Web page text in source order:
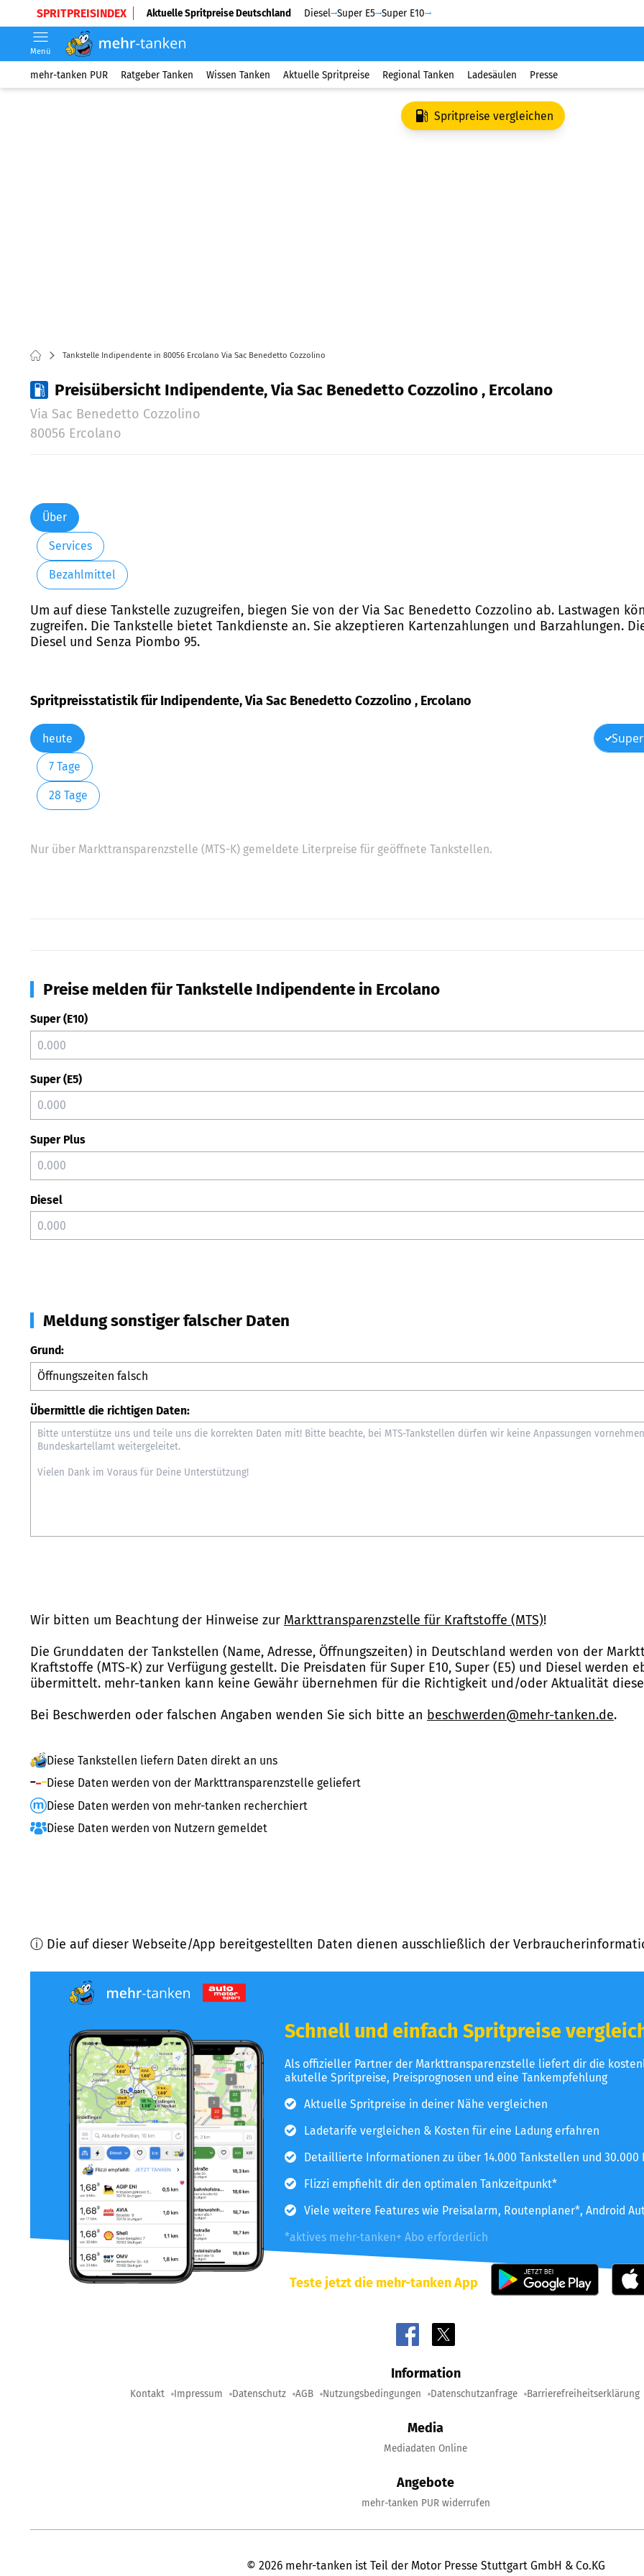
SPRITPREISINDEX Aktuelle Spritpreise Deutschland Diesel Super E5 Super E10
Menü
mehr-tanken PUR Ratgeber Tanken Wissen Tanken Aktuelle Spritpreise Regional Tanken Ladesäulen Presse
Spritpreise vergleichen
Tankstelle Indipendente in 80056 Ercolano Via Sac Benedetto Cozzolino
Preisübersicht Indipendente, Via Sac Benedetto Cozzolino , Ercolano
Via Sac Benedetto Cozzolino
80056 Ercolano
Über
Services
Bezahlmittel
Um auf diese Tankstelle zuzugreifen, biegen Sie von der Via Sac Benedetto Cozzolino ab. Lastwagen
zugreifen. Die Tankstelle bietet Tankdienste an. Sie akzeptieren Kartenzahlungen und Barzahlungen.
Diesel und Senza Piombo 95.
Spritpreisstatistik für Indipendente, Via Sac Benedetto Cozzolino , Ercolano
heute
7 Tage
28 Tage
Nur über Markttransparenzstelle (MTS-K) gemeldete Literpreise für geöffnete Tankstellen.
Preise melden für Tankstelle Indipendente in Ercolano
Super (E10)
Super (E5)
Super Plus
Diesel
Meldung sonstiger falscher Daten
Grund:
Übermittle die richtigen Daten:
Wir bitten um Beachtung der Hinweise zur Markttransparenzstelle für Kraftstoffe (MTS)!
Die Grunddaten der Tankstellen (Name, Adresse, Öffnungszeiten) in Deutschland werden von der
Kraftstoffe (MTS-K) zur Verfügung gestellt. Die Preisdaten für Super E10, Super (E5) und Diesel werden
übermittelt. mehr-tanken kann keine Gewähr übernehmen für die Richtigkeit und/oder Aktualität
Bei Beschwerden oder falschen Angaben wenden Sie sich bitte an beschwerden@mehr-tanken.de.
Diese Tankstellen liefern Daten direkt an uns
Diese Daten werden von der Markttransparenzstelle geliefert
Diese Daten werden von mehr-tanken recherchiert
Diese Daten werden von Nutzern gemeldet
ⓘ Die auf dieser Webseite/App bereitgestellten Daten dienen ausschließlich der
Schnell und einfach Spritpreise
Als offizieller Partner der Markttransparenzstelle liefert dir die
akutelle Spritpreise, Preisprognosen und eine Tankempfehlung
Aktuelle Spritpreise in deiner Nähe vergleichen
Ladetarife vergleichen & Kosten für eine Ladung erfahren
Detaillierte Informationen zu über 14.000 Tankstellen und 30.000
Flizzi empfiehlt dir den optimalen Tankzeitpunkt*
Viele weitere Features wie Preisalarm, Routenplaner*, Android
*aktives mehr-tanken+ Abo erforderlich
Teste jetzt die mehr-tanken App
Information
Kontakt Impressum Datenschutz AGB Nutzungsbedingungen Datenschutzanfrage Barrierefreiheitserklärung
Media
Mediadaten Online
Angebote
mehr-tanken PUR widerrufen
© 2026 mehr-tanken ist Teil der Motor Presse Stuttgart GmbH & Co.KG